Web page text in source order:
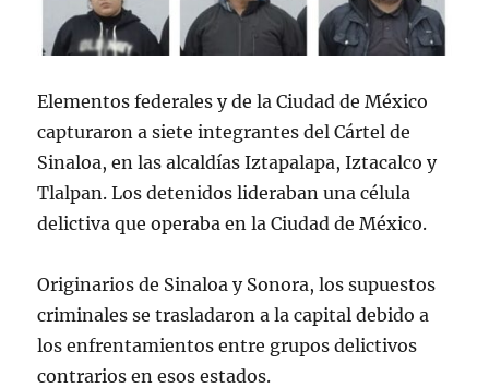
Elementos federales y de la Ciudad de México
capturaron a siete integrantes del Cártel de
Sinaloa, en las alcaldías Iztapalapa, Iztacalco y
Tlalpan. Los detenidos lideraban una célula
delictiva que operaba en la Ciudad de México.
Originarios de Sinaloa y Sonora, los supuestos
criminales se trasladaron a la capital debido a
los enfrentamientos entre grupos delictivos
contrarios en esos estados.